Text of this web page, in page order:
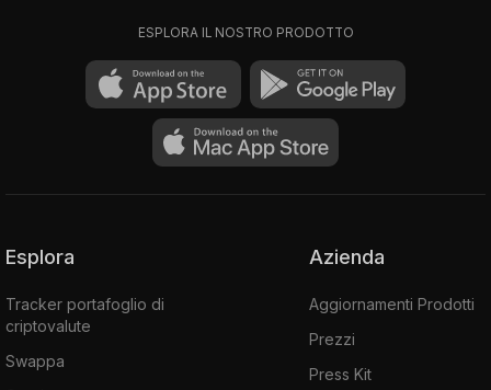
ESPLORA IL NOSTRO PRODOTTO
Esplora
Tracker portafoglio di
criptovalute
Swappa
Azienda
Aggiornamenti Prodotti
Prezzi
Press Kit